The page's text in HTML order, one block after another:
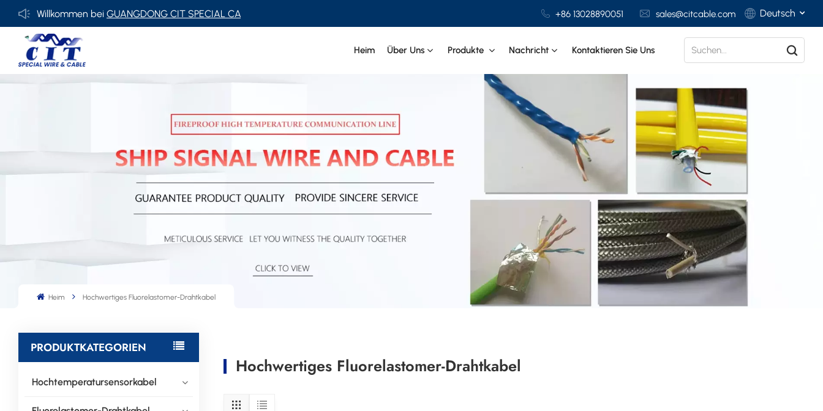
Willkommen beiGUANGDONG CIT SPECIAL CABLE Co., Ltd. +86 13028890051 sales@citcable.com Deutsch
Deutsch
Italiano
Español
Heim Über Uns Produkte Nachricht Kontaktieren Sie Uns
Heim Hochwertiges Fluorelastomer-Drahtkabel
PRODUKTKATEGORIEN
Hochtemperatursensorkabel
Hochwertiges Fluorelastomer-Drahtkabel